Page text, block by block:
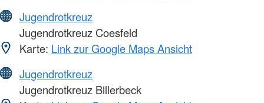
Jugendrotkreuz
Jugendrotkreuz Coesfeld
Karte: Link zur Google Maps Ansicht
Jugendrotkreuz
Jugendrotkreuz Billerbeck